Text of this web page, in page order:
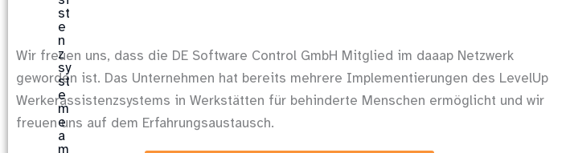
Wir freuen uns, dass die DE Software Control GmbH Mitglied im daaap Netzwerk
geworden ist. Das Unternehmen hat bereits mehrere Implementierungen des LevelUp
Werkerassistenzsystems in Werkstätten für behinderte Menschen ermöglicht und wir
freuen uns auf dem Erfahrungsaustausch.